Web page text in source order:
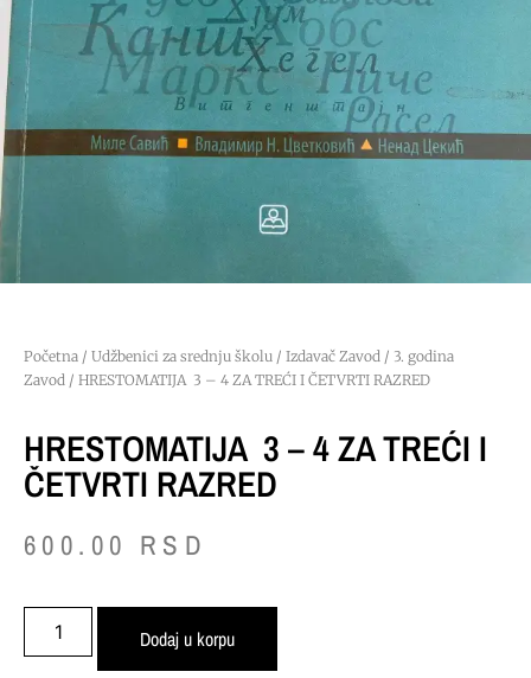
Početna / Udžbenici za srednju školu / Izdavač Zavod / 3. godina
Zavod / HRESTOMATIJA 3 – 4 ZA TREĆI I ČETVRTI RAZRED
HRESTOMATIJA 3 – 4 ZA TREĆI I
ČETVRTI RAZRED
600.00 RSD
Dodaj u korpu